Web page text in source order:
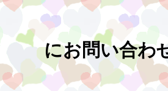
※詳し
にお問い合わ